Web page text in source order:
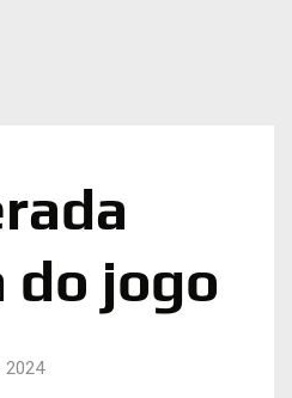
jogo
2024